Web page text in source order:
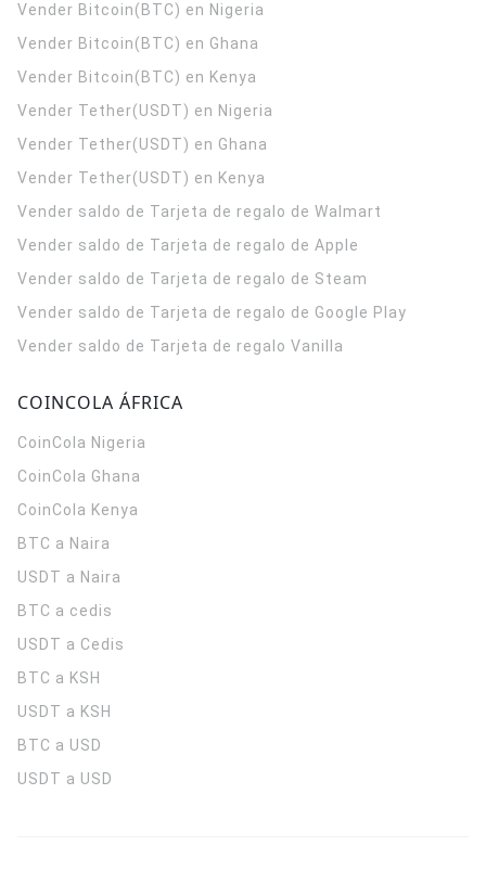
Vender Bitcoin(BTC) en Nigeria
Vender Bitcoin(BTC) en Ghana
Vender Bitcoin(BTC) en Kenya
Vender Tether(USDT) en Nigeria
Vender Tether(USDT) en Ghana
Vender Tether(USDT) en Kenya
Vender saldo de Tarjeta de regalo de Walmart
Vender saldo de Tarjeta de regalo de Apple
Vender saldo de Tarjeta de regalo de Steam
Vender saldo de Tarjeta de regalo de Google Play
Vender saldo de Tarjeta de regalo Vanilla
COINCOLA ÁFRICA
CoinCola Nigeria
CoinCola Ghana
CoinCola Kenya
BTC a Naira
USDT a Naira
BTC a cedis
USDT a Cedis
BTC a KSH
USDT a KSH
BTC a USD
USDT a USD